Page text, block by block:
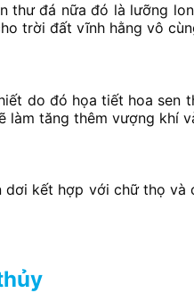
đá nữa đó là lưỡng
trời đất vĩnh hằng vô
do đó họa tiết hoa
làm tăng thêm vượng
dơi kết hợp với chữ thọ